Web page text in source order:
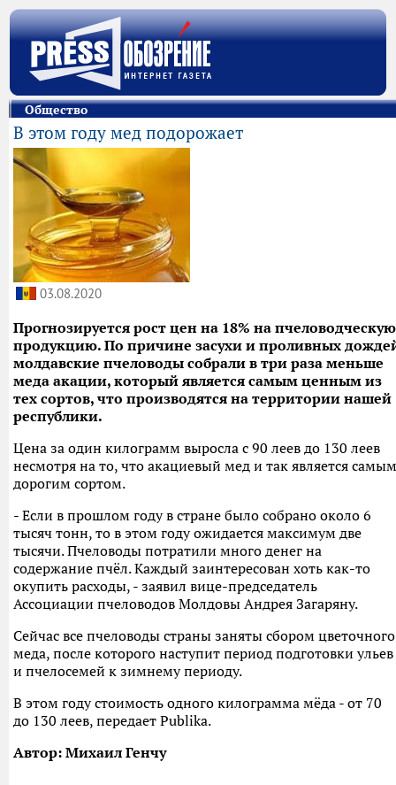
Общество
В этом году мед подорожает
03.08.2020
Прогнозируется рост цен на 18% на пчеловодческую
продукцию. По причине засухи и проливных
молдавские пчеловоды собрали в три раза меньше
меда акации, который является самым ценным из
тех сортов, что производятся на территории нашей
республики.
Цена за один килограмм выросла с 90 леев до 130 леев
несмотря на то, что акациевый мед и так является самым
дорогим сортом.
- Если в прошлом году в стране было собрано около 6
тысяч тонн, то в этом году ожидается максимум две
тысячи. Пчеловоды потратили много денег на
содержание пчёл. Каждый заинтересован хоть как-то
окупить расходы, - заявил вице-председатель
Ассоциации пчеловодов Молдовы Андрея Загаряну.
Сейчас все пчеловоды страны заняты сбором цветочного
меда, после которого наступит период подготовки ульев
и пчелосемей к зимнему периоду.
В этом году стоимость одного килограмма мёда - от 70
до 130 леев, передает Publika.
Автор: Михаил Генчу